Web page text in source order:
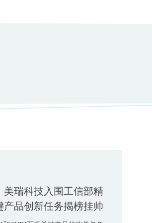
美瑞科技入围工信部精
产品创新任务揭榜挂帅